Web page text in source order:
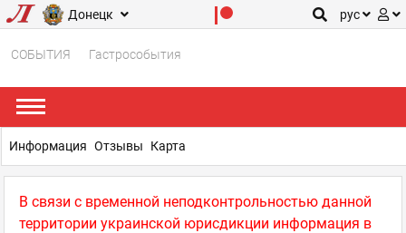
Донецк рус
СОБЫТИЯ Гастрособытия
В связи с временной неподконтрольностью данной
территории украинской юрисдикции информация в
Информация Отзывы Карта